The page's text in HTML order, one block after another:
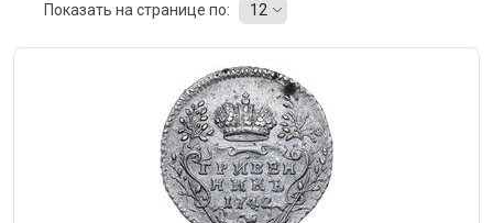
Показать на странице по: 12